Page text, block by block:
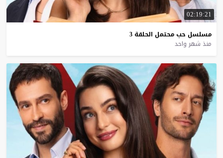
02:19:21
مسلسل حب محتمل الحلقة 3
منذ شهر واحد